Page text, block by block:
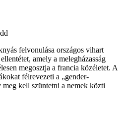
felvonulása országos vihart
amely a melegházasság
megosztja a francia közéletet. A
félrevezeti a „gender-
kell szüntetni a nemek közti